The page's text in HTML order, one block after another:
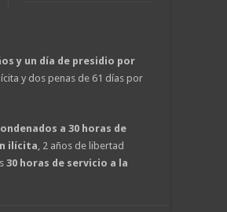
y un día de presidio por
y dos penas de 61 días por
a 30 horas de
ilícita, 2 años de libertad
30 horas de servicio a la